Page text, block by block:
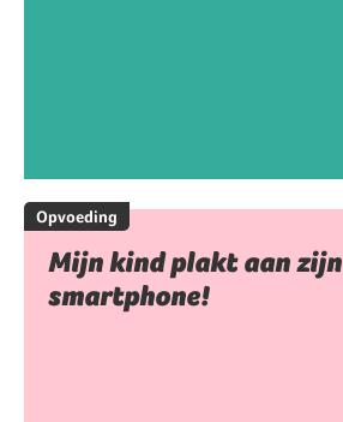
Opvoeding
Mijn kind plakt aan zijn
smartphone!